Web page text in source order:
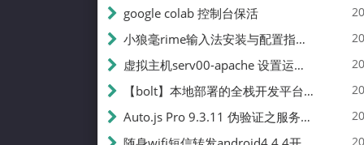
google colab 控制台保活
小狼毫rime输入法安装与配置指南：从基础到高级自定义
虚拟主机serv00-apache 设置运行目录
【bolt】本地部署的全栈开发平台，支持本地及众多API，本地一键生成应用，部署教程
Auto.js Pro 9.3.11 伪验证之服务器接口 Nginx 版
231k
总字数
👥